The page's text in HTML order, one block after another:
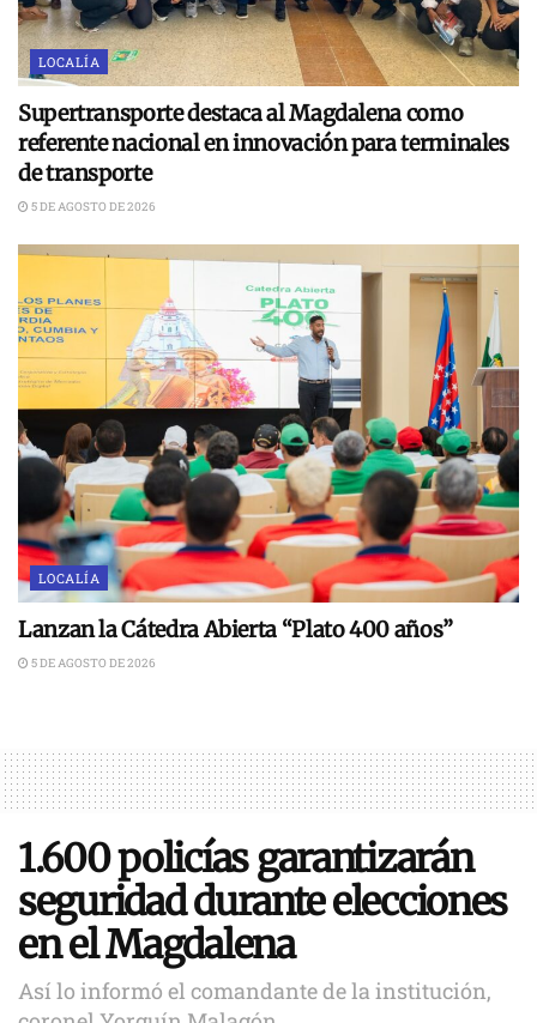
LOCALÍA
Supertransporte destaca al Magdalena como
referente nacional en innovación para terminales
de transporte
5 DE AGOSTO DE 2026
LOCALÍA
Lanzan la Cátedra Abierta “Plato 400 años”
5 DE AGOSTO DE 2026
1.600 policías garantizarán
seguridad durante elecciones
en el Magdalena
Así lo informó el comandante de la institución,